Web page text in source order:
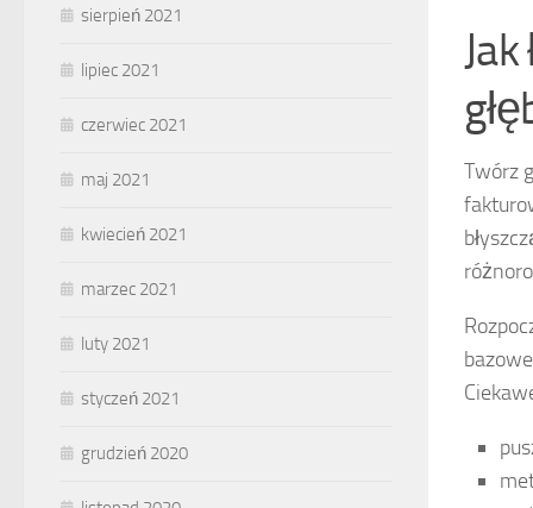
Twórz
sierpień 2021
lipiec 2021
czerwiec 2021
maj 2021
kwiecień 2021
marzec 2021
luty 2021
styczeń 2021
grudzień 2020